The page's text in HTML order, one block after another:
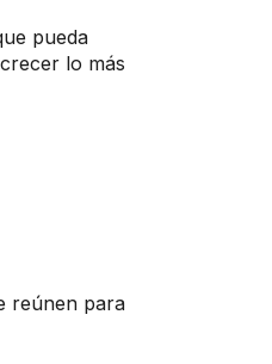
pueda
lo más
reúnen para